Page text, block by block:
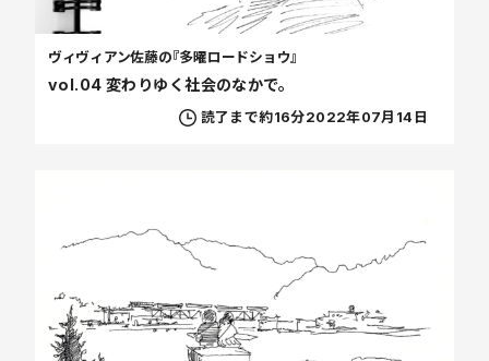
vol.04 変わりゆく社会のなかで。
ヴィヴィアン佐藤の『多曜ロードショウ』
読了まで約16分2022年07月14日